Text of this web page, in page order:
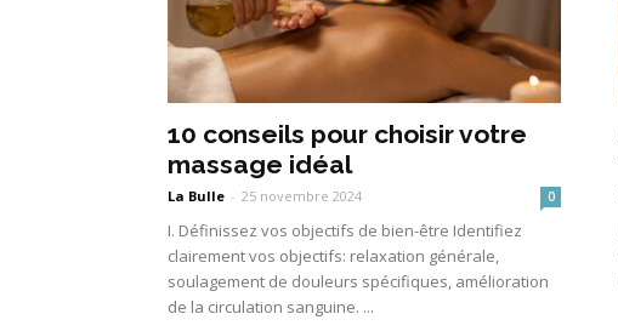
10 conseils pour choisir votre
massage idéal
La Bulle - 25 novembre 2024 0
I. Définissez vos objectifs de bien-être Identifiez
clairement vos objectifs: relaxation générale,
soulagement de douleurs spécifiques, amélioration
de la circulation sanguine. ...